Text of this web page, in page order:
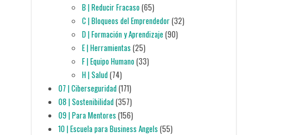
B | Reducir Fracaso(65)
C | Bloqueos del Emprendedor(32)
D | Formación y Aprendizaje (90)
E | Herramientas (25)
F | Equipo Humano(33)
H | Salud(74)
07 | Ciberseguridad(171)
08 | Sostenibilidad(357)
09 | Para Mentores (156)
10 | Escuela para Business Angels (55)